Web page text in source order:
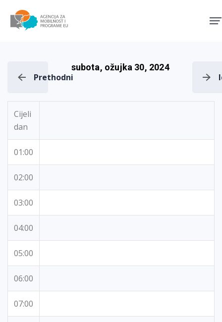
Prethodni
subota, ožujka 30, 2024
Cijeli
dan
01:00
02:00
03:00
04:00
05:00
06:00
07:00